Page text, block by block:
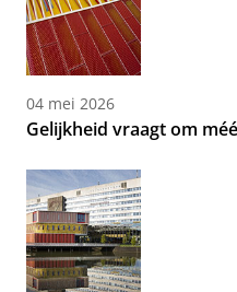
04 mei 2026
Gelijkheid vraagt om